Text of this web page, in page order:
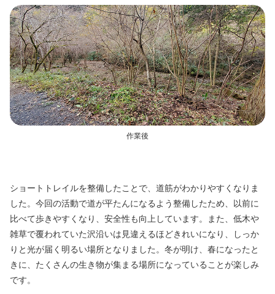
作業後
ショートトレイルを整備したことで、道筋がわかりやすくなりま
した。今回の活動で道が平たんになるよう整備したため、以前に
比べて歩きやすくなり、安全性も向上しています。また、低木や
雑草で覆われていた沢沿いは見違えるほどきれいになり、しっか
りと光が届く明るい場所となりました。冬が明け、春になったと
きに、たくさんの生き物が集まる場所になっていることが楽しみ
です。